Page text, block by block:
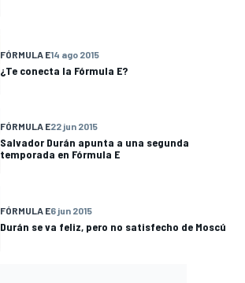
FÓRMULA E14 ago 2015
¿Te conecta la Fórmula E?
FÓRMULA E22 jun 2015
Salvador Durán apunta a una segunda
temporada en Fórmula E
FÓRMULA E6 jun 2015
Durán se va feliz, pero no satisfecho de Moscú